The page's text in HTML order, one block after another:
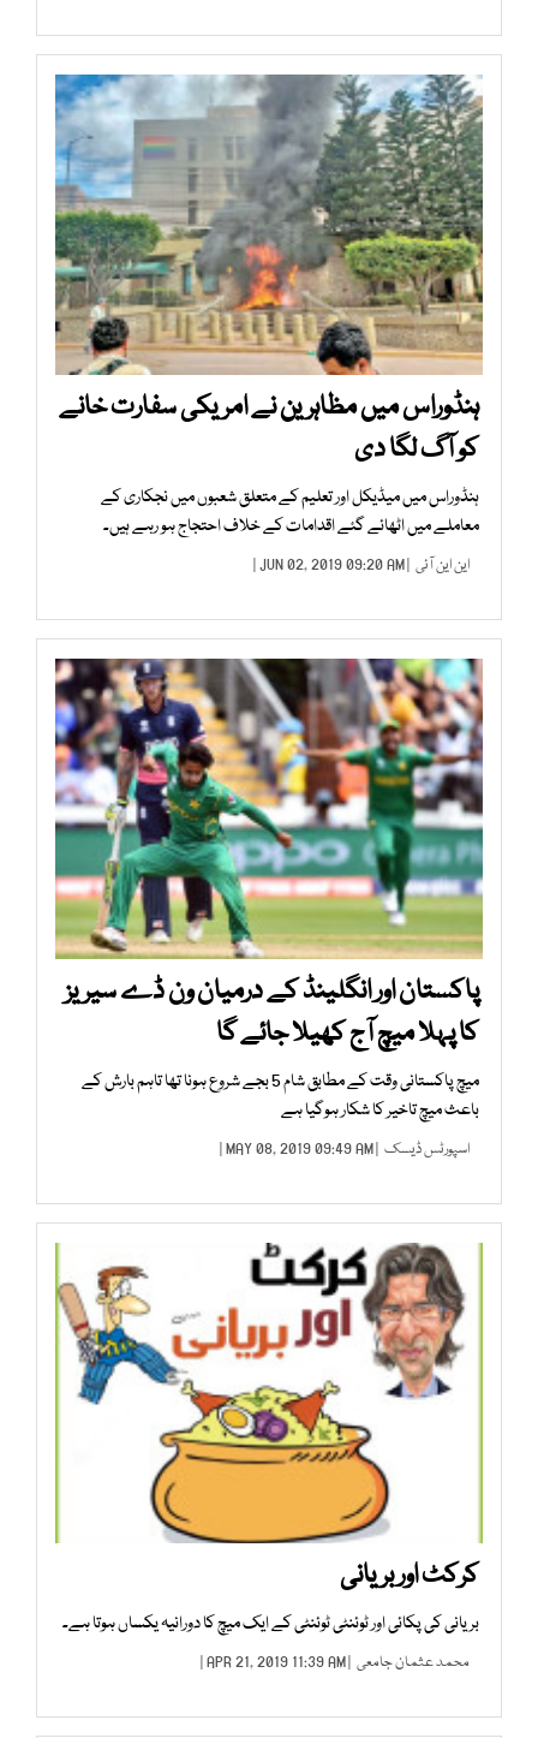
ہنڈوراس میں مظاہرین نے امریکی سفارت خانے
کو آگ لگا دی
ہنڈوراس میں میڈیکل اور تعلیم کے متعلق شعبوں میں نجکاری کے
معاملے میں اٹھائے گئے اقدامات کے خلاف احتجاج ہو رہے ہیں۔
این این آئی | JUN 02, 2019 09:20 AM |
پاکستان اور انگلینڈ کے درمیان ون ڈے سیریز
کا پہلا میچ آج کھیلا جائے گا
میچ پاکستانی وقت کے مطابق شام 5 بجے شروع ہونا تھا تاہم بارش کے
باعث میچ تاخیر کا شکار ہوگیا ہے
اسپورٹس ڈیسک | MAY 08, 2019 09:49 AM |
کرکٹ اور بریانی
بریانی کی پکائی اور ٹوئنٹی ٹوئنٹی کے ایک میچ کا دورانیہ یکساں ہوتا ہے۔
محمد عثمان جامعی | APR 21, 2019 11:39 AM |